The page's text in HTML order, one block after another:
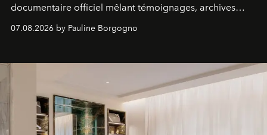
documentaire officiel mêlant témoignages, archives
inédites et plongée dans les coulisses d'un phénomène
générationnel.
07.08.2026 by Pauline Borgogno